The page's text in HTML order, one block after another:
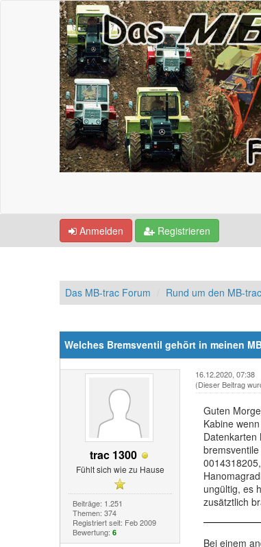
Anmelden Registrieren
Das MB-trac Forum Rund um den MB-trac
Welches Bremsventil gehört in meinen
trac 1300
Fühlt sich wie zu Hause
Beiträge: 1.251
Themen: 374
Registriert seit: Feb 2009
Bewertung: 6
16.12.2020, 07:38
(Dieser Beitrag
Guten
Kabine
Datenkarten
ungültig, es
zusätztlich
Bei einem